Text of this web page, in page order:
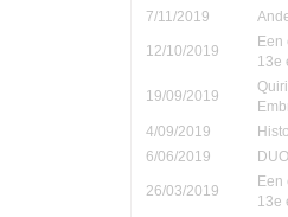
7/11/2019
12/10/2019
Een
13e
19/09/2019
4/09/2019
6/06/2019
26/03/2019
Een
13e